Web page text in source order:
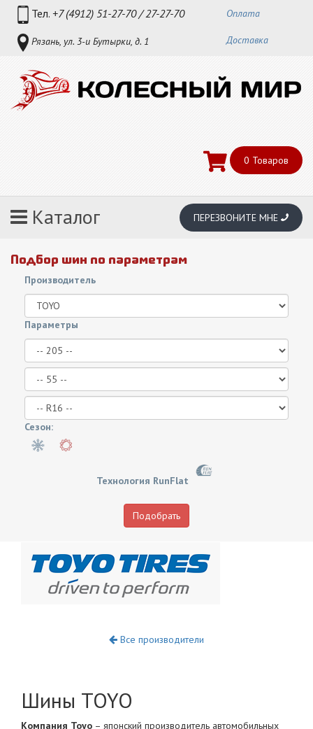
Тел. +7 (4912) 51-27-70 / 27-27-70
Рязань, ул. 3-и Бутырки, д. 1
Оплата
Доставка
0 Товаров
Каталог ПЕРЕЗВОНИТЕ МНЕ
Подбор шин по параметрам
Производитель
Параметры
Сезон:
Технология RunFlat
Подобрать
Все производители
Шины TOYO
Компания Toyo – японский производитель автомобильных